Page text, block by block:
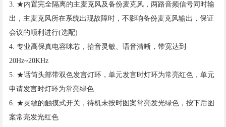
3. ★内置完全隔离的主麦克风及备份麦克风，两路音频信号同时输
出，主麦克风所在系统出现故障时，不影响备份麦克风输出，保证
会议的顺利进行(选配)
4. 专业高保真电容咪芯，拾音灵敏、语音清晰，带宽达到
20Hz~20KHz
5. ★话筒头部带双色发言灯环，单元发言时灯环为常亮红色，单元
申请发言时灯环为常亮绿色
6. ★灵敏的触摸式开关，待机未按时图案常亮发光绿色，按下后图
案常亮发光红色